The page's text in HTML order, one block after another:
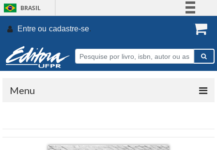
BRASIL
Participe
Entre ou cadastre-se.
Menu